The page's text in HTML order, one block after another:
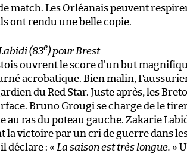
match. Les Orléanais peuvent
ont rendu une belle copie.
(83e) pour Brest
ouvrent le score d’un but
acrobatique. Bien malin,
du Red Star. Juste après, les
Bruno Grougi se charge de le
ras du poteau gauche. Zakarie
la victoire par un cri de guerre dans
déclare : « La saison est très longue. »